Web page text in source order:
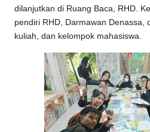
dilanjutkan di Ruang Baca, RHD.
pendiri RHD, Darmawan Denassa
kuliah, dan kelompok mahasiswa.